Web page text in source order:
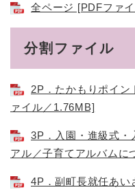
全ページ [PDFファ
分割ファイル
2P．たかもりポイン
ァイル／1.76MB]
3P．入園・進級式・
アル／子育てアルバムに
4P．副町長就任あい